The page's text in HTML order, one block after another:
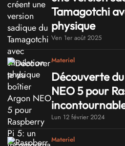
Tamagotchi
physique
Ven 1er août 2025
Materiel
Découverte
NEO 5 pour
Lun 12 février 2024
Materiel